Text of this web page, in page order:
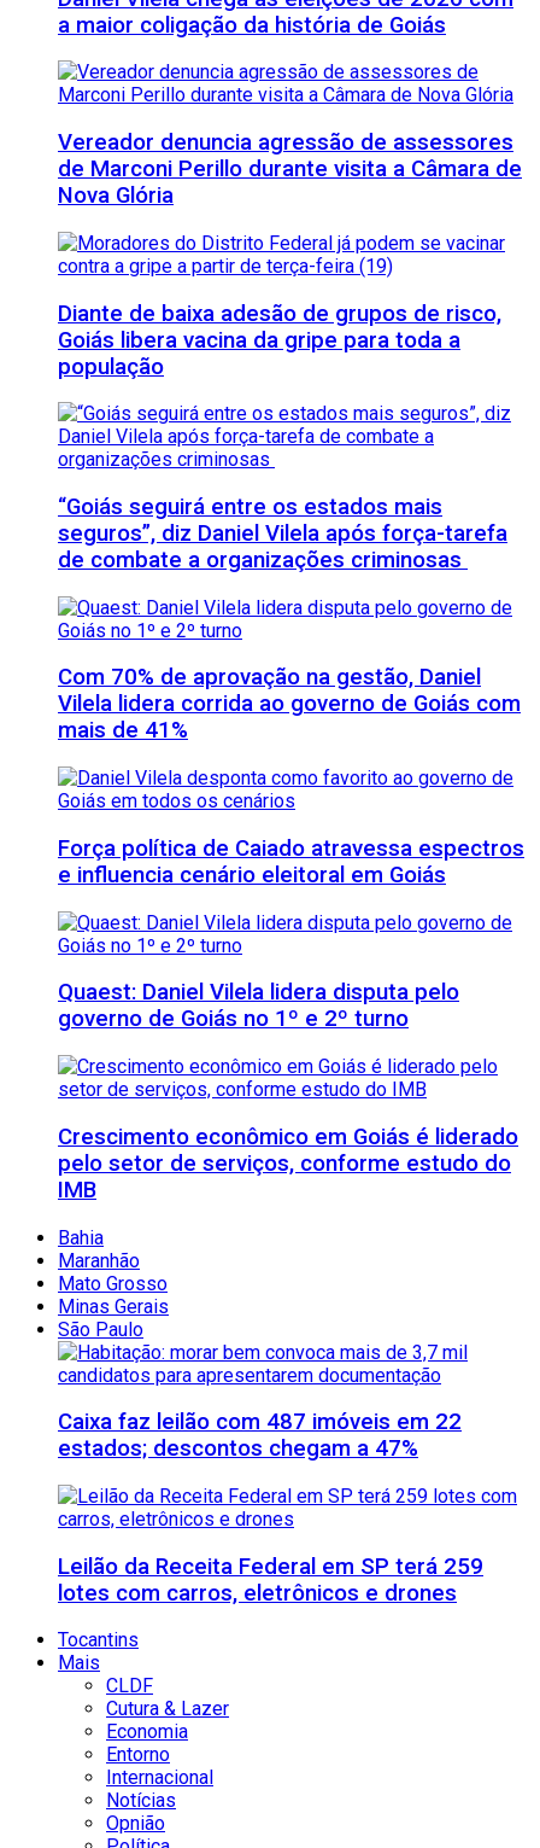
a maior coligação da história de Goiás
Vereador denuncia agressão de assessores
de Marconi Perillo durante visita a Câmara de
Nova Glória
Diante de baixa adesão de grupos de risco,
Goiás libera vacina da gripe para toda a
população
“Goiás seguirá entre os estados mais
seguros”, diz Daniel Vilela após força-tarefa
de combate a organizações criminosas
Com 70% de aprovação na gestão, Daniel
Vilela lidera corrida ao governo de Goiás com
mais de 41%
Força política de Caiado atravessa espectros
e influencia cenário eleitoral em Goiás
Quaest: Daniel Vilela lidera disputa pelo
governo de Goiás no 1º e 2º turno
Crescimento econômico em Goiás é liderado
pelo setor de serviços, conforme estudo do
IMB
Bahia
Maranhão
Mato Grosso
Minas Gerais
São Paulo
Caixa faz leilão com 487 imóveis em 22
estados; descontos chegam a 47%
Leilão da Receita Federal em SP terá 259
lotes com carros, eletrônicos e drones
Tocantins
Mais
CLDF
Cutura & Lazer
Economia
Entorno
Internacional
Notícias
Opnião